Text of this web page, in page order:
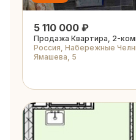
5 110 000 ₽
Продажа Квартира, 2-
Россия, Набережные
Ямашева, 5